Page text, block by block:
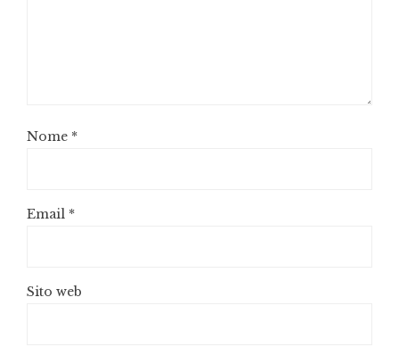
Nome *
Email *
Sito web